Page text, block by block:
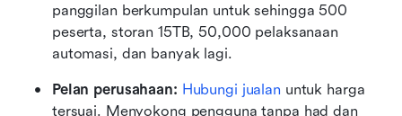
panggilan berkumpulan untuk sehingga 500
peserta, storan 15TB, 50,000 pelaksanaan
automasi, dan banyak lagi.
Pelan perusahaan: Hubungi jualan untuk harga
tersuai. Menyokong pengguna tanpa had dan